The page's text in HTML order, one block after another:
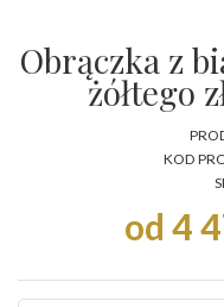
Obrączka z
żółtego
KOD
od 4